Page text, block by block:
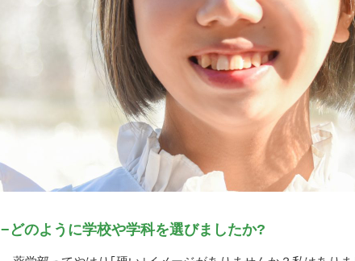
−どのように学校や学科を選びましたか?